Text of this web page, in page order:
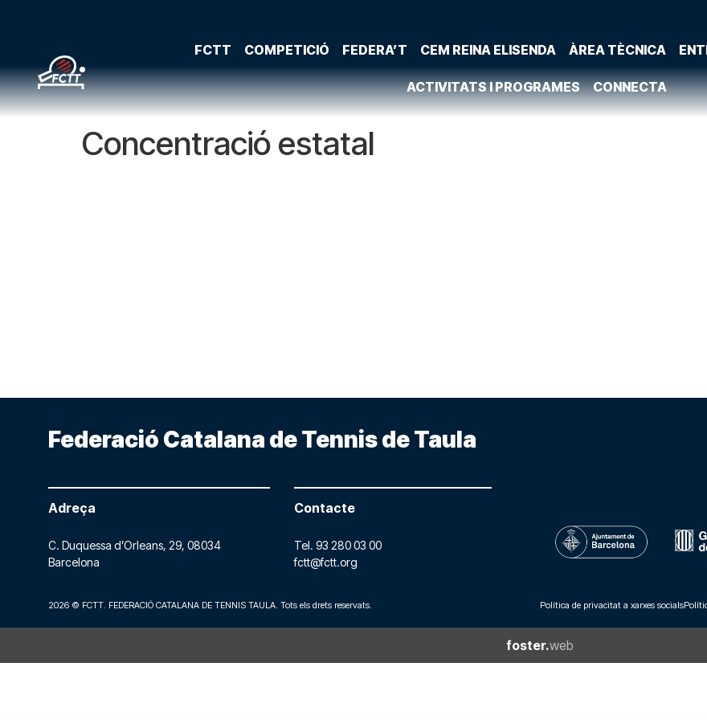
FCTT COMPETICIÓ FEDERA’T CEM REINA ELISENDA ÀREA TÈCNICA
ACTIVITATS I PROGRAMES CONNECTA
Concentració estatal
Federació Catalana de Tennis de Taula
Adreça
C. Duquessa d’Orleans, 29, 08034
Barcelona
Contacte
Tel. 93 280 03 00
fctt@fctt.org
2026 © FCTT. FEDERACIÓ CATALANA DE TENNIS TAULA. Tots els drets reservats. Política de privacitat a xarxes socials
foster.web